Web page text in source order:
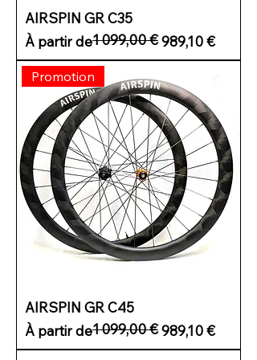
AIRSPIN GR C35
À partir de
Prix original1 099,00 €989,10 €
Prix promotionnel
Promotion
AIRSPIN GR C45
À partir de
Prix original1 099,00 €989,10 €
Prix promotionnel